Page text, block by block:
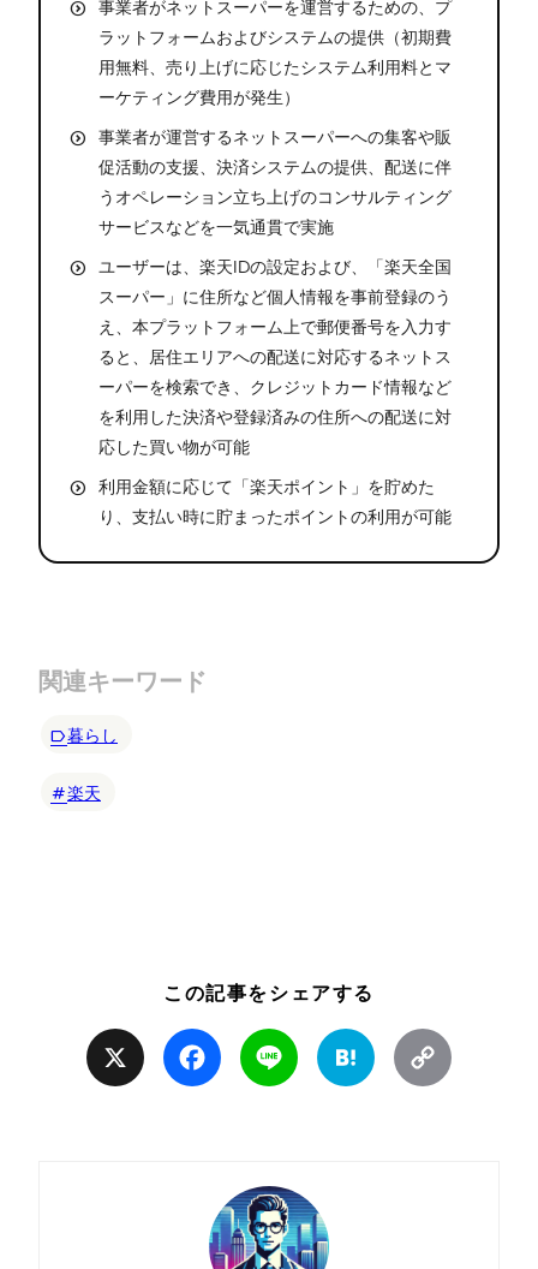
事業者がネットスーパーを運営するための、プ
ラットフォームおよびシステムの提供（初期費
用無料、売り上げに応じたシステム利用料とマ
ーケティング費用が発生）
事業者が運営するネットスーパーへの集客や販
促活動の支援、決済システムの提供、配送に伴
うオペレーション立ち上げのコンサルティング
サービスなどを一気通貫で実施
ユーザーは、楽天IDの設定および、「楽天全国
スーパー」に住所など個人情報を事前登録のう
え、本プラットフォーム上で郵便番号を入力す
ると、居住エリアへの配送に対応するネットス
ーパーを検索でき、クレジットカード情報など
を利用した決済や登録済みの住所への配送に対
応した買い物が可能
利用金額に応じて「楽天ポイント」を貯めた
り、支払い時に貯まったポイントの利用が可能
関連キーワード
暮らし
楽天
この記事をシェアする
Facebook Line Hatena